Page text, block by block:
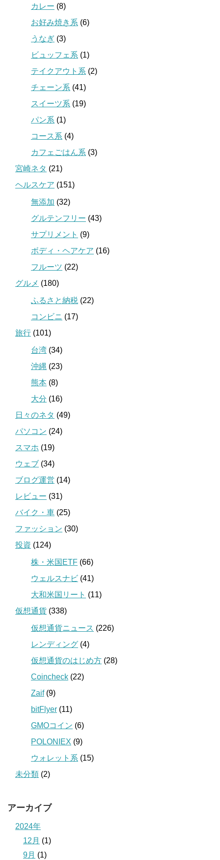
カレー (8)
お好み焼き系 (6)
うなぎ (3)
ビュッフェ系 (1)
テイクアウト系 (2)
チェーン系 (41)
スイーツ系 (19)
パン系 (1)
コース系 (4)
カフェごはん系 (3)
宮崎ネタ (21)
ヘルスケア (151)
無添加 (32)
グルテンフリー (43)
サプリメント (9)
ボディ・ヘアケア (16)
フルーツ (22)
グルメ (180)
ふるさと納税 (22)
コンビニ (17)
旅行 (101)
台湾 (34)
沖縄 (23)
熊本 (8)
大分 (16)
日々のネタ (49)
パソコン (24)
スマホ (19)
ウェブ (34)
ブログ運営 (14)
レビュー (31)
バイク・車 (25)
ファッション (30)
投資 (124)
株・米国ETF (66)
ウェルスナビ (41)
大和米国リート (11)
仮想通貨 (338)
仮想通貨ニュース (226)
レンディング (4)
仮想通貨のはじめ方 (28)
Coincheck (22)
Zaif(9)
bitFlyer (11)
GMOコイン (6)
POLONIEX (9)
ウォレット系 (15)
未分類 (2)
アーカイブ
2024年
12月 (1)
9月 (1)